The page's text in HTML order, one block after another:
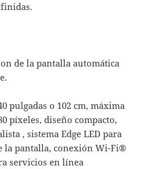
de la pantalla automática
pulgadas o 102 cm, máxima
píxeles, diseño compacto,
, sistema Edge LED para
la pantalla, conexión Wi-Fi®
servicios en línea